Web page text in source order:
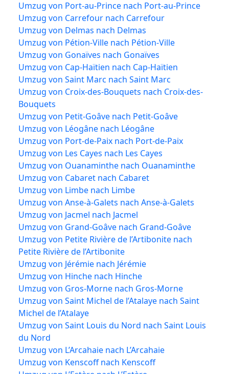
Umzug von Port-au-Prince nach Port-au-Prince
Umzug von Carrefour nach Carrefour
Umzug von Delmas nach Delmas
Umzug von Pétion-Ville nach Pétion-Ville
Umzug von Gonaïves nach Gonaïves
Umzug von Cap-Haïtien nach Cap-Haïtien
Umzug von Saint Marc nach Saint Marc
Umzug von Croix-des-Bouquets nach Croix-des-
Bouquets
Umzug von Petit-Goâve nach Petit-Goâve
Umzug von Léogâne nach Léogâne
Umzug von Port-de-Paix nach Port-de-Paix
Umzug von Les Cayes nach Les Cayes
Umzug von Ouanaminthe nach Ouanaminthe
Umzug von Cabaret nach Cabaret
Umzug von Limbe nach Limbe
Umzug von Anse-à-Galets nach Anse-à-Galets
Umzug von Jacmel nach Jacmel
Umzug von Grand-Goâve nach Grand-Goâve
Umzug von Petite Rivière de l’Artibonite nach
Petite Rivière de l’Artibonite
Umzug von Jérémie nach Jérémie
Umzug von Hinche nach Hinche
Umzug von Gros-Morne nach Gros-Morne
Umzug von Saint Michel de l’Atalaye nach Saint
Michel de l’Atalaye
Umzug von Saint Louis du Nord nach Saint Louis
du Nord
Umzug von L’Arcahaie nach L’Arcahaie
Umzug von Kenscoff nach Kenscoff